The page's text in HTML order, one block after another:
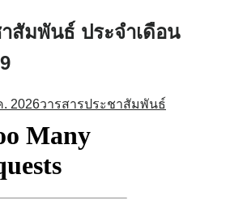
สัมพันธ์ ประจำเดือน
2026วารสารประชาสัมพันธ์